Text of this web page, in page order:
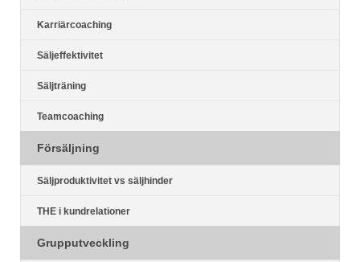
Karriärcoaching
Säljeffektivitet
Säljträning
Teamcoaching
Försäljning
Säljproduktivitet vs säljhinder
THE i kundrelationer
Grupputveckling